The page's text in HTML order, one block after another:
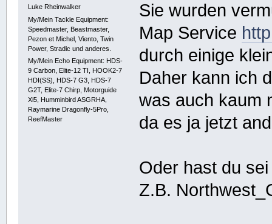
Luke Rheinwalker
My/Mein Tackle Equipment:
Speedmaster, Beastmaster,
Pezon et Michel, Viento, Twin
Power, Stradic und anderes.
My/Mein Echo Equipment: HDS-
9 Carbon, Elite-12 TI, HOOK2-7
HDI(SS), HDS-7 G3, HDS-7
G2T, Elite-7 Chirp, Motorguide
Xi5, Humminbird ASGRHA,
Raymarine Dragonfly-5Pro,
ReefMaster
Sie wurden
Map Service
durch einige
Daher kann ich
was auch kaum
da es ja jetzt
Oder hast du
Z.B.